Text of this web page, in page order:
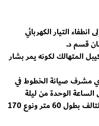
التيار الكهربائي
قسم د.
المتهالك لكونه يمر بشار
مشرف صيانة الخطوط في
الساعة الوحدة من ليلة
الاثنين لمغالج الخلل واستبدال الكيبل التالف بطول 60 متر ونوع 170